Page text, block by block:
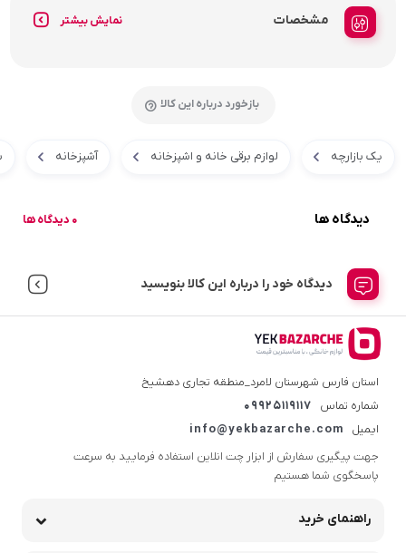
مشخصات نمایش بیشتر
بازخورد درباره این کالا
یک بازارچه لوازم برقی خانه و اشپزخانه آشپزخانه
دیدگاه ها 0 دیدگاه ها
دیدگاه خود را درباره این کالا بنویسید
استان فارس شهرستان لامرد_منطقه تجاری دهشیخ
شماره تماس
09925119117
ایمیل
info@yekbazarche.com
جهت پیگیری سفارش از ابزار چت انلاین استفاده فرمایید به سرعت
پاسخگوی شما هستیم
راهنمای خرید